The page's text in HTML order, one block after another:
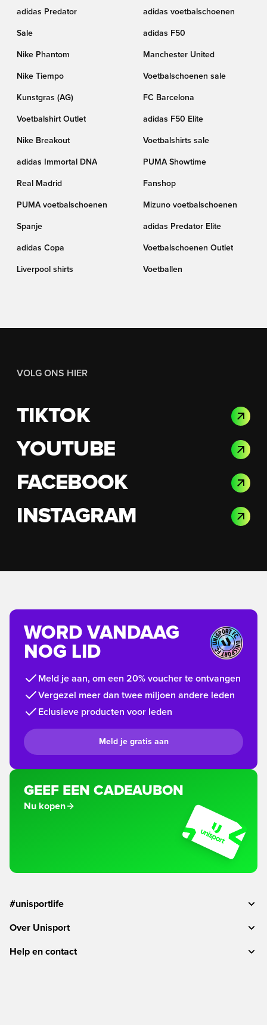
adidas Predator adidas voetbalschoenen
Sale adidas F50
Nike Phantom Manchester United
Nike Tiempo Voetbalschoenen sale
Kunstgras (AG) FC Barcelona
Voetbalshirt Outlet adidas F50 Elite
Nike Breakout Voetbalshirts sale
adidas Immortal DNA PUMA Showtime
Real Madrid Fanshop
PUMA voetbalschoenen Mizuno voetbalschoenen
Spanje adidas Predator Elite
adidas Copa Voetbalschoenen Outlet
Liverpool shirts Voetballen
VOLG ONS HIER
TIKTOK
YOUTUBE
FACEBOOK
INSTAGRAM
WORD VANDAAG
NOG LID
Meld je aan, om een 20% voucher te ontvangen
Vergezel meer dan twee miljoen andere leden
Eclusieve producten voor leden
Meld je gratis aan
GEEF EEN CADEAUBON
Nu kopen
#unisportlife
Over Unisport
Help en contact